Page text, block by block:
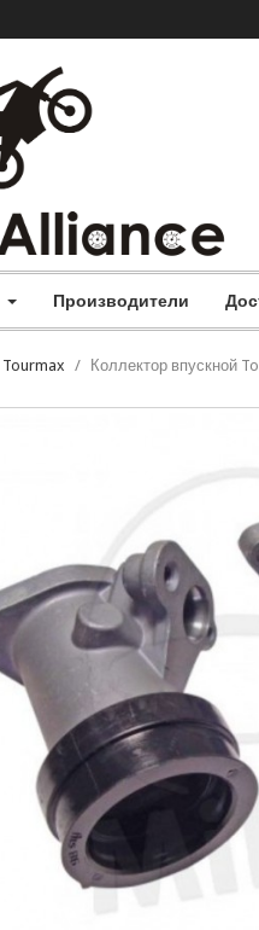
Производители
Tourmax Коллектор впускной